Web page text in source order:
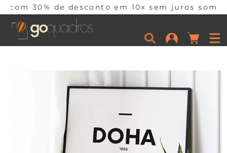
desconto em 10x sem juros somente hoje!